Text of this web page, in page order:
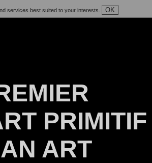
services best suited to your interests. OK
PRIMITIF
ART